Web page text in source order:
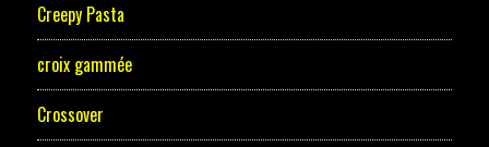
Creepy Pasta
croix gammée
Crossover